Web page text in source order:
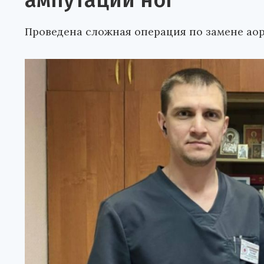
Проведена сложная операция по замене